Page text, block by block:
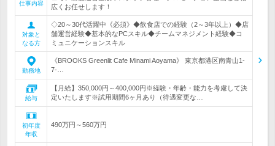
仕事内容
広くお任せします！
対象と
なる方
◇20～30代活躍中《必須》◆飲食店での経験（2～3年以上）◆店
舗運営経験◆基本的なPCスキル◆チームマネジメント経験◆コ
ミュニケーションスキル
勤務地
《BROOKS Greenlit Cafe Minami Aoyama》 東京都港区南青山1-
7-…
給与
【月給】350,000円～400,000円※経験・年齢・能力を考慮して決
定いたします※試用期間6ヶ月あり（待遇変更な…
初年度
年収
490万円～560万円